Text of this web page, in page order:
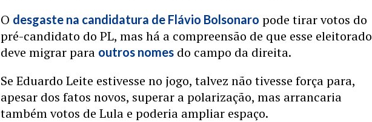
O desgaste na candidatura de Flávio Bolsonaro pode tirar votos do
pré-candidato do PL, mas há a compreensão de que esse eleitorado
deve migrar para outros nomes do campo da direita.
Se Eduardo Leite estivesse no jogo, talvez não tivesse força para,
apesar dos fatos novos, superar a polarização, mas arrancaria
também votos de Lula e poderia ampliar espaço.